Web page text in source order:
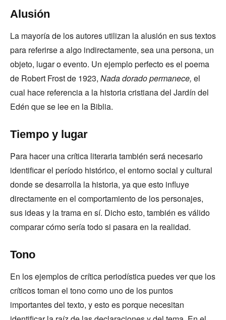
Alusión
La mayoría de los autores utilizan la alusión en sus textos
para referirse a algo indirectamente, sea una persona, un
objeto, lugar o evento. Un ejemplo perfecto es el poema
de Robert Frost de 1923, Nada dorado permanece, el
cual hace referencia a la historia cristiana del Jardín del
Edén que se lee en la Biblia.
Tiempo y lugar
Para hacer una crítica literaria también será necesario
identificar el período histórico, el entorno social y cultural
donde se desarrolla la historia, ya que esto influye
directamente en el comportamiento de los personajes,
sus ideas y la trama en sí. Dicho esto, también es válido
comparar cómo sería todo si pasara en la realidad.
Tono
En los ejemplos de crítica periodística puedes ver que los
críticos toman el tono como uno de los puntos
importantes del texto, y esto es porque necesitan